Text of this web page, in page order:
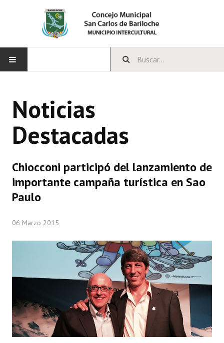
CONCEJO
Bloques Políticos
Comisiones Permanentes
Comisiones Especiales
Constitución Nacional
Constitución Provincial
Carta Orgánica 2007
Noticias
Destacadas
Chiocconi participó del lanzamiento de
importante campaña turística en Sao
Paulo
06 Marzo 2015